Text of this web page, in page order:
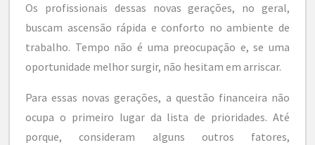
Os profissionais dessas novas gerações, no geral,
buscam ascensão rápida e conforto no ambiente de
trabalho. Tempo não é uma preocupação e, se uma
oportunidade melhor surgir, não hesitam em arriscar.
Para essas novas gerações, a questão financeira não
ocupa o primeiro lugar da lista de prioridades. Até
porque, consideram alguns outros fatores,